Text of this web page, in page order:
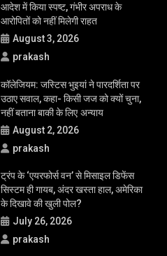
जेन-जी को भागवत के प्रमाणपत्र की जरूरत
नहीं: प्रियंका गांधी
August 7, 2026
prakash
CJP प्रदर्शन हिंसा मामला: सुप्रीम कोर्ट ने
आदेश में किया स्पष्ट, गंभीर अपराध के
आरोपितों को नहीं मिलेगी राहत
August 3, 2026
prakash
कॉलेजियम: जस्टिस भुइयां ने पारदर्शिता पर
उठाए सवाल, कहा- किसी जज को क्यों चुना,
नहीं बताना बाकी के लिए अन्याय
August 2, 2026
prakash